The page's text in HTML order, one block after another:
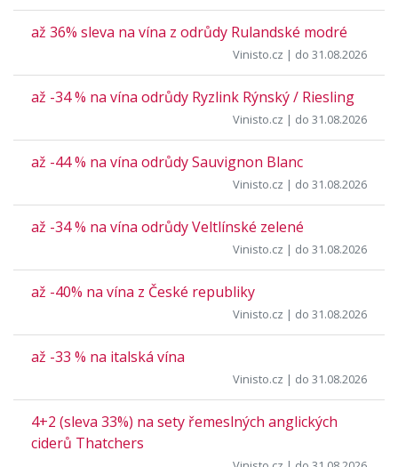
až 36% sleva na vína z odrůdy Rulandské modré
Vinisto.cz | do 31.08.2026
až -34 % na vína odrůdy Ryzlink Rýnský / Riesling
Vinisto.cz | do 31.08.2026
až -44 % na vína odrůdy Sauvignon Blanc
Vinisto.cz | do 31.08.2026
až -34 % na vína odrůdy Veltlínské zelené
Vinisto.cz | do 31.08.2026
až -40% na vína z České republiky
Vinisto.cz | do 31.08.2026
až -33 % na italská vína
Vinisto.cz | do 31.08.2026
4+2 (sleva 33%) na sety řemeslných anglických
ciderů Thatchers